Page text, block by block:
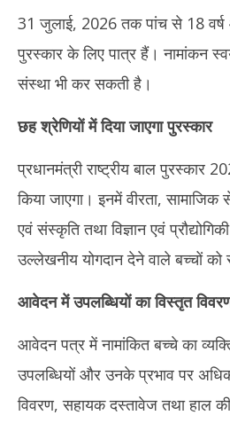
31 जुलाई, 2026 तक पांच से 18
पुरस्कार के लिए पात्र हैं। नामांकन
संस्था भी कर सकती है।
छह श्रेणियों में दिया जाएगा पुरस्कार
प्रधानमंत्री राष्ट्रीय बाल पुरस्कार
किया जाएगा। इनमें वीरता,
एवं संस्कृति तथा विज्ञान एवं
उल्लेखनीय योगदान देने वाले बच्चों को
आवेदन में उपलब्धियों का विस्तृत
आवेदन पत्र में नामांकित बच्चे का
उपलब्धियों और उनके प्रभाव पर
विवरण, सहायक दस्तावेज तथा हाल